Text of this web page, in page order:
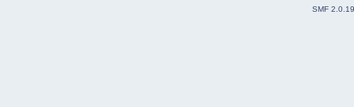
SMF 2.0.19